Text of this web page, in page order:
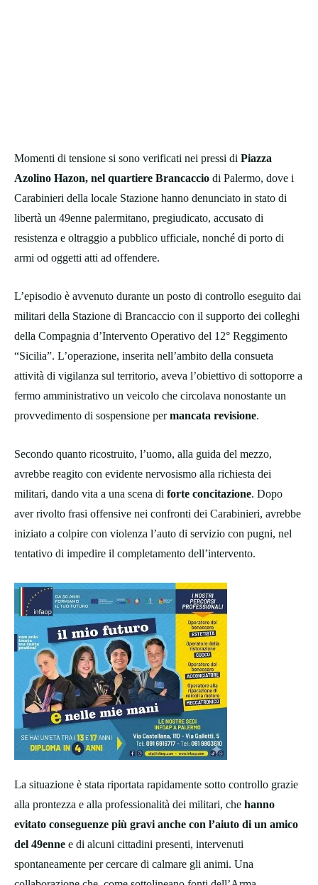
Momenti di tensione si sono verificati nei pressi di Piazza
Azolino Hazon, nel quartiere Brancaccio di Palermo, dove i
Carabinieri della locale Stazione hanno denunciato in stato di
libertà un 49enne palermitano, pregiudicato, accusato di
resistenza e oltraggio a pubblico ufficiale, nonché di porto di
armi od oggetti atti ad offendere.
L’episodio è avvenuto durante un posto di controllo eseguito dai
militari della Stazione di Brancaccio con il supporto dei colleghi
della Compagnia d’Intervento Operativo del 12° Reggimento
“Sicilia”. L’operazione, inserita nell’ambito della consueta
attività di vigilanza sul territorio, aveva l’obiettivo di sottoporre a
fermo amministrativo un veicolo che circolava nonostante un
provvedimento di sospensione permancata revisione.
Secondo quanto ricostruito, l’uomo, alla guida del mezzo,
avrebbe reagito con evidente nervosismo alla richiesta dei
militari, dando vita a una scena di forte concitazione. Dopo
aver rivolto frasi offensive nei confronti dei Carabinieri, avrebbe
iniziato a colpire con violenza l’auto di servizio con pugni, nel
tentativo di impedire il completamento dell’intervento.
La situazione è stata riportata rapidamente sotto controllo grazie
alla prontezza e alla professionalità dei militari, che hanno
evitato conseguenze più gravi anche con l’aiuto di un amico
del 49enne e di alcuni cittadini presenti, intervenuti
spontaneamente per cercare di calmare gli animi. Una